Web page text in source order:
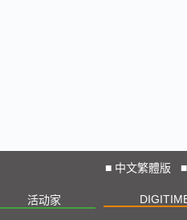
■ 中文繁體版 ■
活动家